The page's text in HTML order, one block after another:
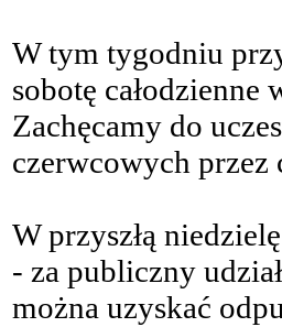
W tym tygodniu
sobotę całodzienne
Zachęcamy do
czerwcowych przez
W przyszłą
- za publiczny
można uzyskać